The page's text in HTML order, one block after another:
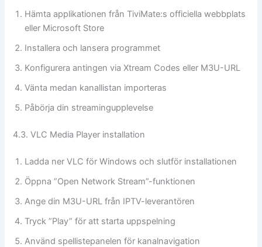
Hämta applikationen från TiviMate:s officiella webbplats
eller Microsoft Store
Installera och lansera programmet
Konfigurera antingen via Xtream Codes eller M3U-URL
Vänta medan kanallistan importeras
Påbörja din streamingupplevelse
4.3. VLC Media Player installation
Ladda ner VLC för Windows och slutför installationen
Öppna ”Open Network Stream”-funktionen
Ange din M3U-URL från IPTV-leverantören
Tryck ”Play” för att starta uppspelning
Använd spellistepanelen för kanalnavigation